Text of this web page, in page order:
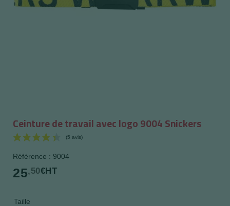
Ceinture de travail avec logo 9004 Snickers
Référence : 9004
25,50€HT
Taille